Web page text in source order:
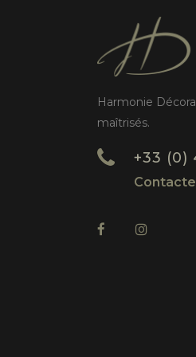
Harmonie
maîtrisés.
+33 (0)